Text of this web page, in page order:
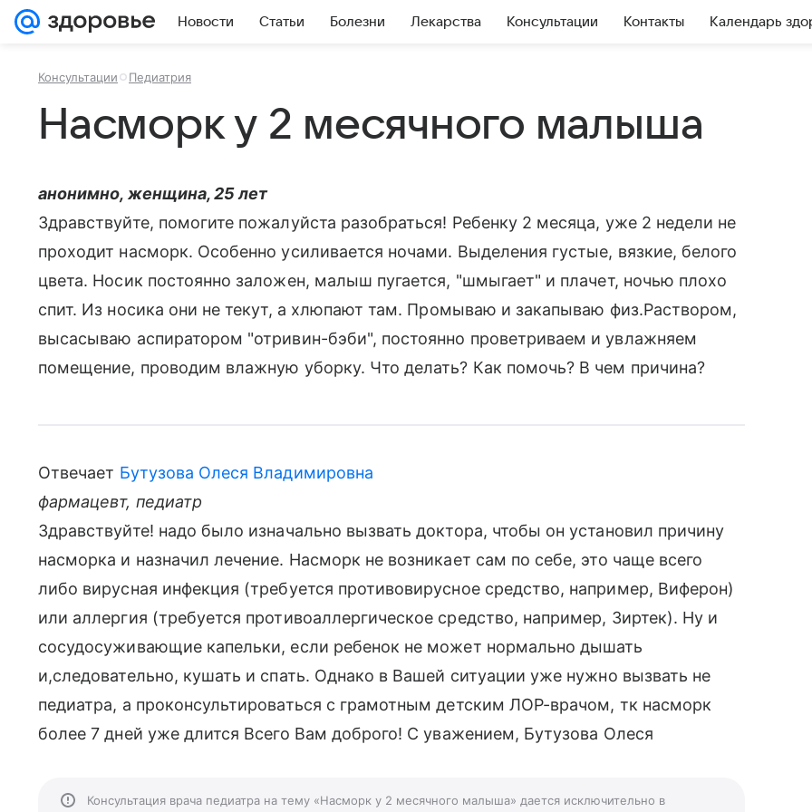
Новости Статьи Болезни Лекарства Консультации Контакты Календарь
Консультации Педиатрия
Насморк у 2 месячного малыша
анонимно, женщина, 25 лет
Здравствуйте, помогите пожалуйста разобраться! Ребенку 2 месяца, уже 2 недели не
проходит насморк. Особенно усиливается ночами. Выделения густые, вязкие, белого
цвета. Носик постоянно заложен, малыш пугается, "шмыгает" и плачет, ночью плохо
спит. Из носика они не текут, а хлюпают там. Промываю и закапываю физ.Раствором,
высасываю аспиратором "отривин-бэби", постоянно проветриваем и увлажняем
помещение, проводим влажную уборку. Что делать? Как помочь? В чем причина?
Отвечает Бутузова Олеся Владимировна
фармацевт, педиатр
Здравствуйте! надо было изначально вызвать доктора, чтобы он установил причину
насморка и назначил лечение. Насморк не возникает сам по себе, это чаще всего
либо вирусная инфекция (требуется противовирусное средство, например, Виферон)
или аллергия (требуется противоаллергическое средство, например, Зиртек). Ну и
сосудосуживающие капельки, если ребенок не может нормально дышать
и,следовательно, кушать и спать. Однако в Вашей ситуации уже нужно вызвать не
педиатра, а проконсультироваться с грамотным детским ЛОР-врачом, тк насморк
более 7 дней уже длится Всего Вам доброго! С уважением, Бутузова Олеся
Консультация врача педиатра на тему «Насморк у 2 месячного малыша» дается исключительно в